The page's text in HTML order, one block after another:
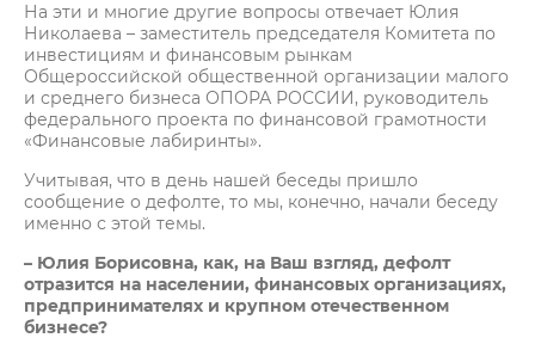
На эти и многие другие вопросы отвечает Юлия
Николаева – заместитель председателя Комитета по
инвестициям и финансовым рынкам
Общероссийской общественной организации малого
и среднего бизнеса ОПОРА РОССИИ, руководитель
федерального проекта по финансовой грамотности
«Финансовые лабиринты».
Учитывая, что в день нашей беседы пришло
сообщение о дефолте, то мы, конечно, начали беседу
именно с этой темы.
– Юлия Борисовна, как, на Ваш взгляд, дефолт
отразится на населении, финансовых организациях,
предпринимателях и крупном отечественном
бизнесе?